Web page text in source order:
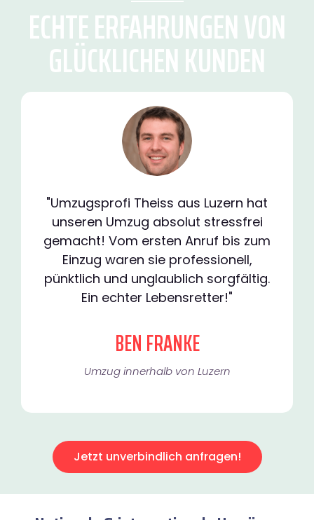
ECHTE ERFAHRUNGEN VON
GLÜCKLICHEN KUNDEN
"Umzugsprofi Theiss aus Luzern hat
unseren Umzug absolut stressfrei
gemacht! Vom ersten Anruf bis zum
Einzug waren sie professionell,
pünktlich und unglaublich sorgfältig.
Ein echter Lebensretter!"
BEN FRANKE
Umzug innerhalb von Luzern​
Jetzt unverbindlich anfragen!